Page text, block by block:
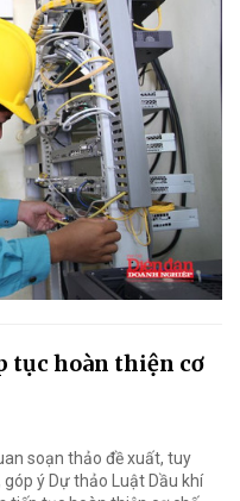
tục hoàn thiện cơ
soạn thảo đề xuất, tuy
ý Dự thảo Luật Dầu khí